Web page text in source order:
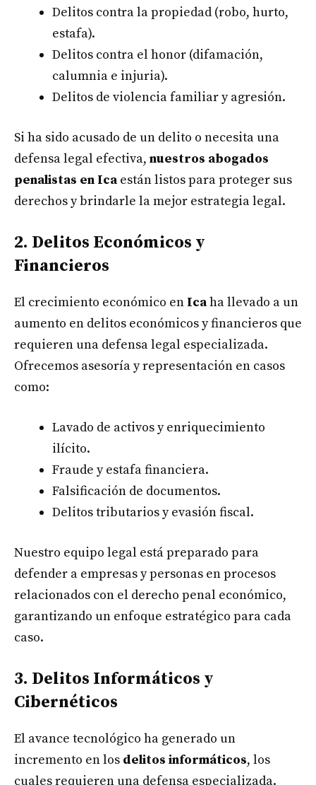
Delitos contra la propiedad (robo, hurto,
estafa).
Delitos contra el honor (difamación,
calumnia e injuria).
Delitos de violencia familiar y agresión.
Si ha sido acusado de un delito o necesita una
defensa legal efectiva, nuestros abogados
penalistas en Icaestán listos para proteger sus
derechos y brindarle la mejor estrategia legal.
2. Delitos Económicos y
Financieros
El crecimiento económico en Icaha llevado a un
aumento en delitos económicos y financieros que
requieren una defensa legal especializada.
Ofrecemos asesoría y representación en casos
como:
Lavado de activos y enriquecimiento
ilícito.
Fraude y estafa financiera.
Falsificación de documentos.
Delitos tributarios y evasión fiscal.
Nuestro equipo legal está preparado para
defender a empresas y personas en procesos
relacionados con el derecho penal económico,
garantizando un enfoque estratégico para cada
caso.
3. Delitos Informáticos y
Cibernéticos
El avance tecnológico ha generado un
incremento en los delitos informáticos, los
cuales requieren una defensa especializada.